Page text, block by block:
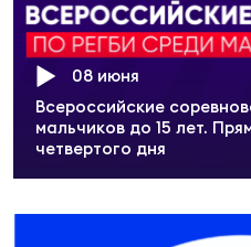
Всероссийские
мальчиков до 15 лет.
четвертого дня
08 июня